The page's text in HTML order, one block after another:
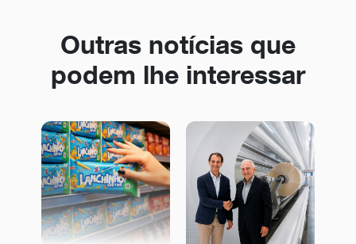
Outras notícias que
podem lhe interessar